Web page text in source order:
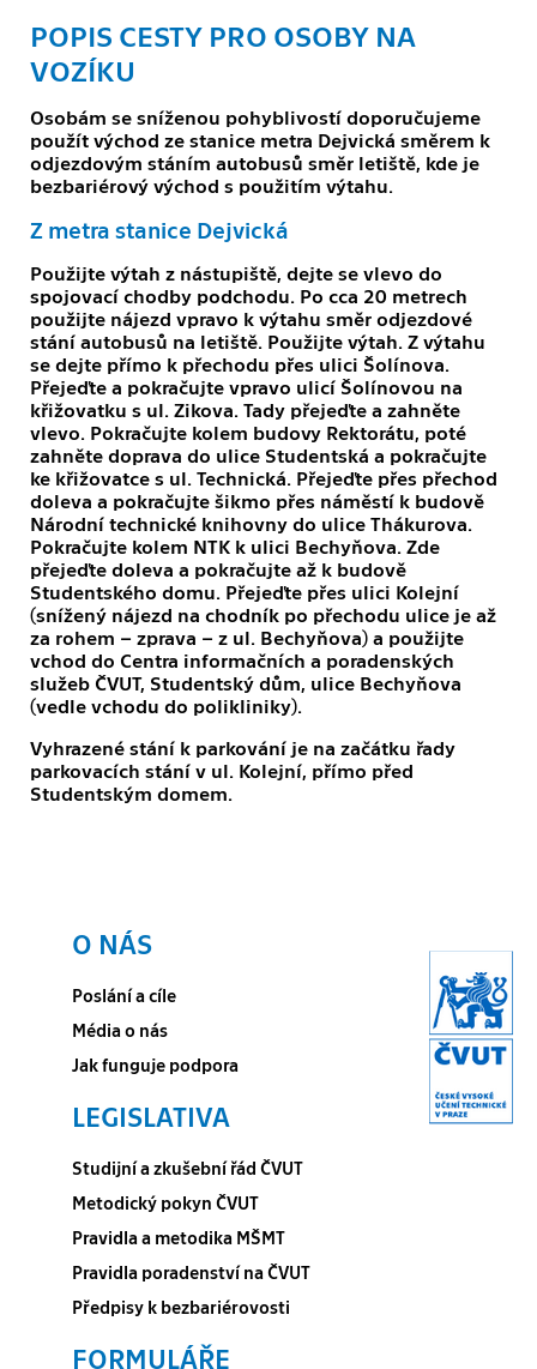
POPIS CESTY PRO OSOBY NA
VOZÍKU
Osobám se sníženou pohyblivostí doporučujeme
použít východ ze stanice metra Dejvická směrem k
odjezdovým stáním autobusů směr letiště, kde je
bezbariérový východ s použitím výtahu.
Z metra stanice Dejvická
Použijte výtah z nástupiště, dejte se vlevo do
spojovací chodby podchodu. Po cca 20 metrech
použijte nájezd vpravo k výtahu směr odjezdové
stání autobusů na letiště. Použijte výtah. Z výtahu
se dejte přímo k přechodu přes ulici Šolínova.
Přejeďte a pokračujte vpravo ulicí Šolínovou na
křižovatku s ul. Zikova. Tady přejeďte a zahněte
vlevo. Pokračujte kolem budovy Rektorátu, poté
zahněte doprava do ulice Studentská a pokračujte
ke křižovatce s ul. Technická. Přejeďte přes přechod
doleva a pokračujte šikmo přes náměstí k budově
Národní technické knihovny do ulice Thákurova.
Pokračujte kolem NTK k ulici Bechyňova. Zde
přejeďte doleva a pokračujte až k budově
Studentského domu. Přejeďte přes ulici Kolejní
(snížený nájezd na chodník po přechodu ulice je až
za rohem – zprava – z ul. Bechyňova) a použijte
vchod do Centra informačních a poradenských
služeb ČVUT, Studentský dům, ulice Bechyňova
(vedle vchodu do polikliniky).
Vyhrazené stání k parkování je na začátku řady
parkovacích stání v ul. Kolejní, přímo před
Studentským domem.
O NÁS
Poslání a cíle
Média o nás
Jak funguje podpora
LEGISLATIVA
Studijní a zkušební řád ČVUT
Metodický pokyn ČVUT
Pravidla a metodika MŠMT
Pravidla poradenství na ČVUT
Předpisy k bezbariérovosti
FORMULÁŘE